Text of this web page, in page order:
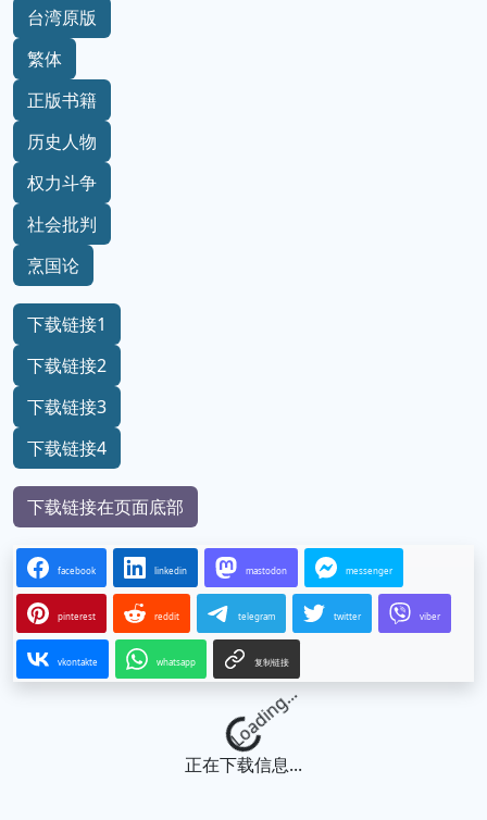
台湾原版
繁体
正版书籍
历史人物
权力斗争
社会批判
烹国论
下载链接1
下载链接2
下载链接3
下载链接4
下载链接在页面底部
facebook linkedin mastodon messenger
pinterest reddit telegram twitter viber
vkontakte whatsapp 复制链接
Loading...
正在下载信息...